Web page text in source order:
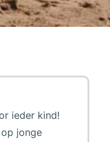
ieder kind!
jonge